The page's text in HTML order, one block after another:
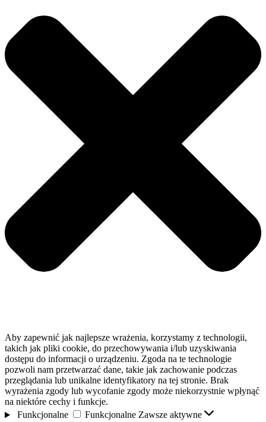
Aby zapewnić jak najlepsze wrażenia, korzystamy z technologii,
takich jak pliki cookie, do przechowywania i/lub uzyskiwania
dostępu do informacji o urządzeniu. Zgoda na te technologie
pozwoli nam przetwarzać dane, takie jak zachowanie podczas
przeglądania lub unikalne identyfikatory na tej stronie. Brak
wyrażenia zgody lub wycofanie zgody może niekorzystnie wpłynąć
na niektóre cechy i funkcje.
Funkcjonalne
Funkcjonalne Zawsze aktywne